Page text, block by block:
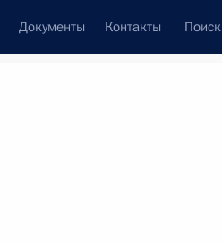
Документы Контакты Поиск